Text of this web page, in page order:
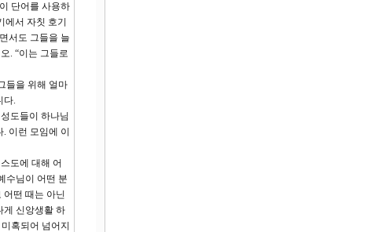
단어를 사용하
서 자칫 호기
서도 그들을 늘
. “이는 그들로
들을 위해 얼마
다.
도들이 하나님
이런 모임에 이
도에 대해 어
수님이 어떤 분
어떤 때는 아닌
게 신앙생활 하
혹되어 넘어지